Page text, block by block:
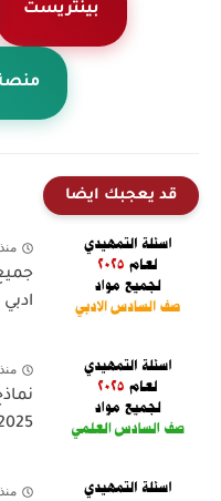
بينتريست
منصة
قد يعجبك ايضا
ادبي 2025
2025 في كل مواد